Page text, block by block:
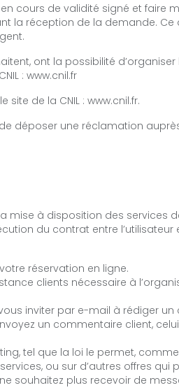
de validité signé et faire
la réception de la demande. Ce
ont la possibilité
: www.cnil.fr
de la CNIL : www.cnil.fr.
une réclamation
à disposition des services
du contrat entre l’utilisateur
réservation en ligne.
clients nécessaire à
inviter par e-mail à rédiger
un commentaire client,
tel que la loi le permet,
ou sur d’autres offres qui
souhaitez plus recevoir de